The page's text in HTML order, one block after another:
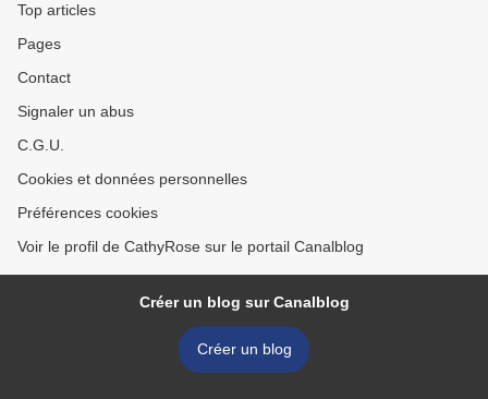
Top articles
Pages
Contact
Signaler un abus
C.G.U.
Cookies et données personnelles
Préférences cookies
Voir le profil de CathyRose sur le portail Canalblog
Créer un blog sur Canalblog
Créer un blog